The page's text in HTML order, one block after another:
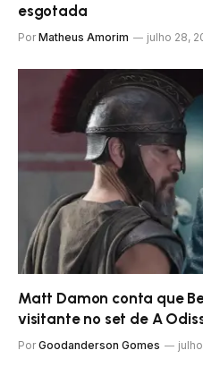
esgotada
Por Matheus Amorim julho 28,
Matt Damon conta que
visitante no set de A
Por Goodanderson Gomes